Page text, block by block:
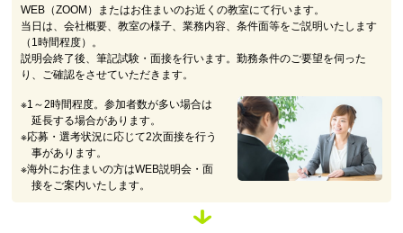
WEB（ZOOM）またはお住まいのお近くの教室にて行います。
当日は、会社概要、教室の様子、業務内容、条件面等をご説明いたします
（1時間程度）。
説明会終了後、筆記試験・面接を行います。勤務条件のご要望を伺った
り、ご確認をさせていただきます。
※1～2時間程度。参加者数が多い場合は
延長する場合があります。
※応募・選考状況に応じて2次面接を行う
事があります。
※海外にお住まいの方はWEB説明会・面
接をご案内いたします。